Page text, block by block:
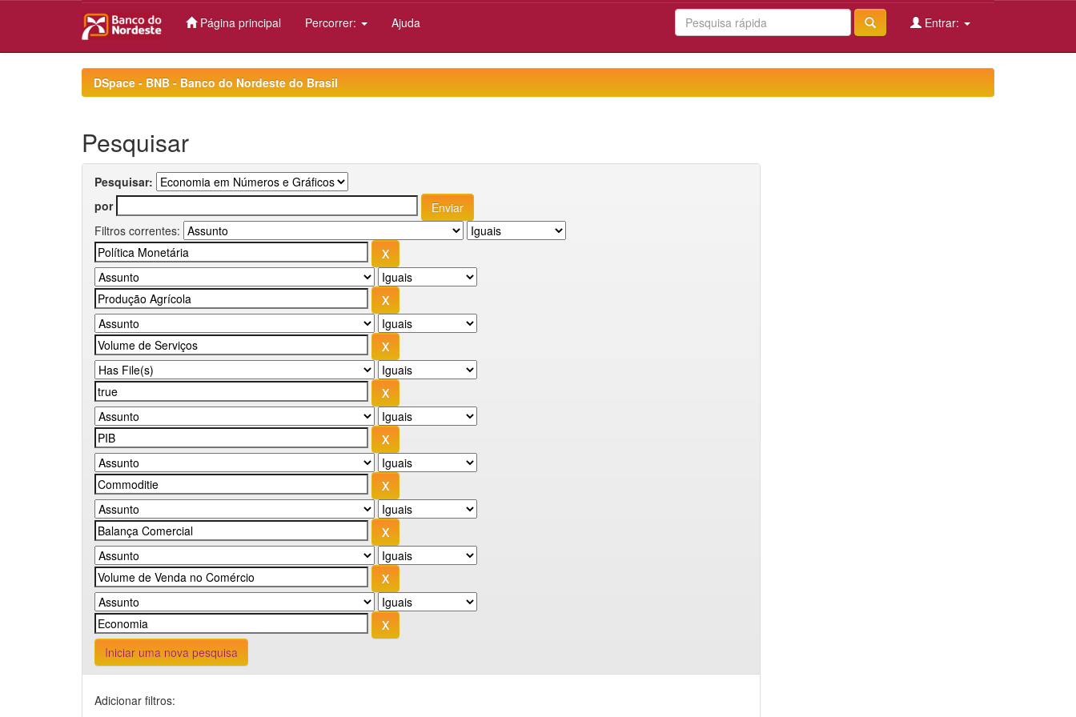
Página principal Percorrer: Ajuda Entrar:
DSpace - BNB - Banco do Nordeste do Brasil
Pesquisar
Pesquisar:
por
Filtros correntes:
Iniciar uma nova pesquisa
Adicionar filtros: